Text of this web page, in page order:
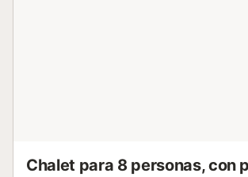
Chalet para 8 personas, con